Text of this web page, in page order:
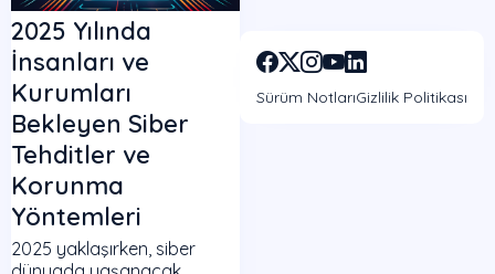
2025 Yılında
İnsanları ve
Kurumları
Bekleyen Siber
Tehditler ve
Korunma
Yöntemleri
2025 yaklaşırken, siber
Sürüm NotlarıGizlilik Politikası